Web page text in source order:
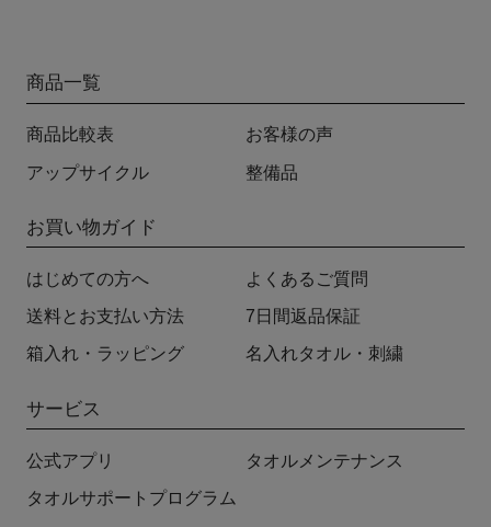
商品一覧
商品比較表 お客様の声
アップサイクル 整備品
お買い物ガイド
はじめての方へ よくあるご質問
送料とお支払い方法 7日間返品保証
箱入れ・ラッピング 名入れタオル・刺繍
サービス
公式アプリ タオルメンテナンス
タオルサポートプログラム